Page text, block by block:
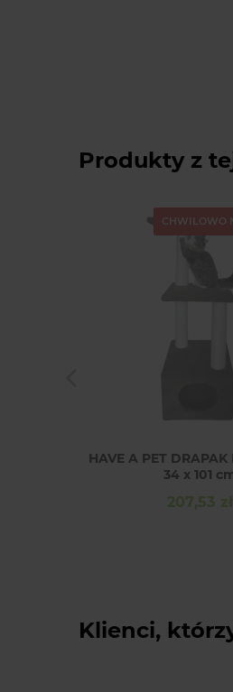
Produkty z
CHWILOWO
HAVE A PET
34 x 101
Cena
207,53 zł
Klienci,